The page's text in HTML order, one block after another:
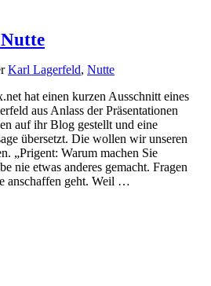
Karl Lagerfeld, Nutte
hat einen kurzen Ausschnitt eines
aus Anlass der Präsentationen
auf ihr Blog gestellt und eine
übersetzt. Die wollen wir unseren
„Prigent: Warum machen Sie
nie etwas anderes gemacht. Fragen
anschaffen geht. Weil …